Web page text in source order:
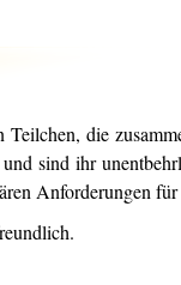
die
sind ihr
Anforderungen